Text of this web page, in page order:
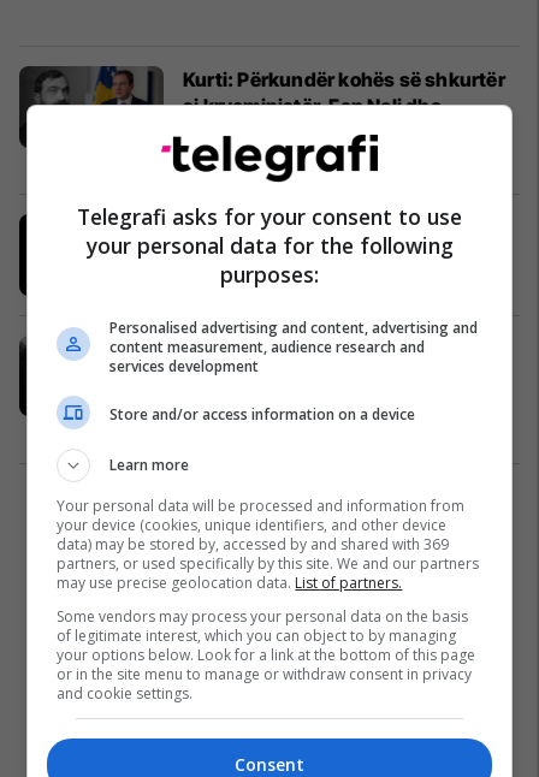
Kurti: Përkundër kohës së shkurtër
si kryeministër, Fan Noli dha
shembullin e një burrështeti
Kosovë 16/06/2024
KËTU DERGJET DON KISHOTI
Poezi 14/06/2024
Konica, në vitin 1909 me fustanellë
në Boston: Kujtimet e Noli për
1
Telegrafi asks for your consent to use
your personal data for the following
purposes:
Personalised advertising and content, advertising and
content measurement, audience research and
services development
Store and/or access information on a device
Learn more
Your personal data will be processed and information from
your device (cookies, unique identifiers, and other device
data) may be stored by, accessed by and shared with 369
partners, or used specifically by this site. We and our partners
may use precise geolocation data. List of partners.
Some vendors may process your personal data on the basis
of legitimate interest, which you can object to by managing
your options below. Look for a link at the bottom of this page
or in the site menu to manage or withdraw consent in privacy
and cookie settings.
Consent